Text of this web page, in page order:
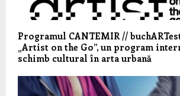
Programul CANTEMIR //
„Artist on the Go”, un program
schimb cultural în arta urbană